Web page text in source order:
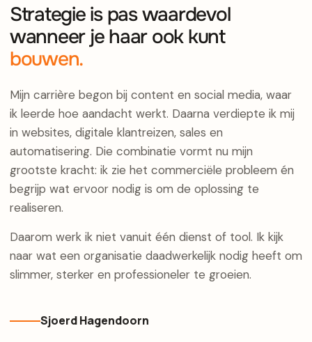
Strategie is pas waardevol
wanneer je haar ook kunt
bouwen.
Mijn carrière begon bij content en social media, waar
ik leerde hoe aandacht werkt. Daarna verdiepte ik mij
in websites, digitale klantreizen, sales en
automatisering. Die combinatie vormt nu mijn
grootste kracht: ik zie het commerciële probleem én
begrijp wat ervoor nodig is om de oplossing te
realiseren.
Daarom werk ik niet vanuit één dienst of tool. Ik kijk
naar wat een organisatie daadwerkelijk nodig heeft om
slimmer, sterker en professioneler te groeien.
Sjoerd Hagendoorn